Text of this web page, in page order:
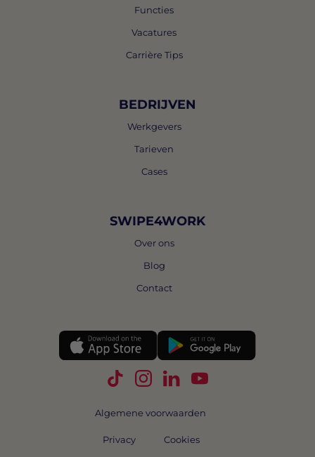
Functies
Vacatures
Carrière Tips
BEDRIJVEN
Werkgevers
Tarieven
Cases
SWIPE4WORK
Over ons
Blog
Contact
Volg Swipe4Work op TikTok
Volg Swipe4Work op
Volg Swipe4Work op
Volg Swipe4Work
Algemene voorwaarden
Privacy Cookies